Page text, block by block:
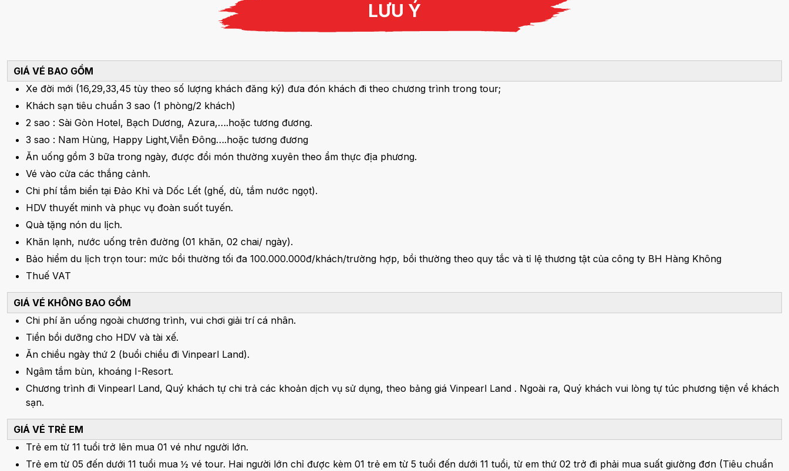
LƯU Ý
GIÁ VÉ BAO GỒM
Xe đời mới (16,29,33,45 tùy theo số lượng khách đăng ký) đưa đón khách đi theo chương trình trong tour;
Khách sạn tiêu chuẩn 3 sao (1 phòng/2 khách)
2 sao : Sài Gòn Hotel, Bạch Dương, Azura,….hoặc tương đương.
3 sao : Nam Hùng, Happy Light,Viễn Đông….hoặc tương đương
Ăn uống gồm 3 bữa trong ngày, được đổi món thường xuyên theo ẩm thực địa phương.
Vé vào cửa các thắng cảnh.
Chi phí tắm biển tại Đảo Khỉ và Dốc Lết (ghế, dù, tắm nước ngọt).
HDV thuyết minh và phục vụ đoàn suốt tuyến.
Quà tặng nón du lịch.
Khăn lạnh, nước uống trên đường (01 khăn, 02 chai/ ngày).
Bảo hiểm du lịch trọn tour: mức bồi thường tối đa 100.000.000đ/khách/trường hợp, bồi thường theo quy tắc và tỉ lệ thương tật của công ty BH Hàng Không
Thuế VAT
GIÁ VÉ KHÔNG BAO GỒM
Chi phí ăn uống ngoài chương trình, vui chơi giải trí cá nhân.
Tiền bồi dưỡng cho HDV và tài xế.
Ăn chiều ngày thứ 2 (buổi chiều đi Vinpearl Land).
Ngâm tắm bùn, khoáng I-Resort.
Chương trình đi Vinpearl Land, Quý khách tự chi trả các khoản dịch vụ sử dụng, theo bảng giá Vinpearl Land . Ngoài ra, Quý khách vui lòng tự túc phương tiện về khách
sạn.
GIÁ VÉ TRẺ EM
Trẻ em từ 11 tuổi trở lên mua 01 vé như người lớn.
Trẻ em từ 05 đến dưới 11 tuổi mua ½ vé tour. Hai người lớn chỉ được kèm 01 trẻ em từ 5 tuổi đến dưới 11 tuổi, từ em thứ 02 trở đi phải mua suất giường đơn (Tiêu chuẩn